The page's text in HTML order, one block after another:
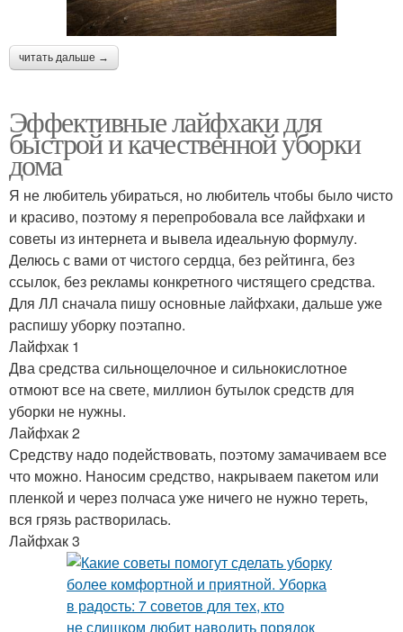
читать дальше →
Эффективные лайфхаки для
быстрой и качественной уборки
дома
Я не любитель убираться, но любитель чтобы было чисто
и красиво, поэтому я перепробовала все лайфхаки и
советы из интернета и вывела идеальную формулу.
Делюсь с вами от чистого сердца, без рейтинга, без
ссылок, без рекламы конкретного чистящего средства.
Для ЛЛ сначала пишу основные лайфхаки, дальше уже
распишу уборку поэтапно.
Лайфхак 1
Два средства сильнощелочное и сильнокислотное
отмоют все на свете, миллион бутылок средств для
уборки не нужны.
Лайфхак 2
Средству надо подействовать, поэтому замачиваем все
что можно. Наносим средство, накрываем пакетом или
пленкой и через полчаса уже ничего не нужно тереть,
вся грязь растворилась.
Лайфхак 3